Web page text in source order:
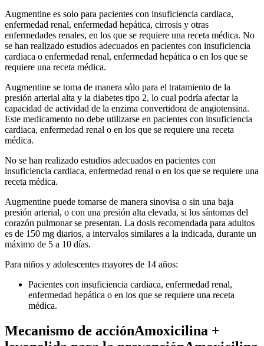
Augmentine es solo para pacientes con insuficiencia cardiaca,
enfermedad renal, enfermedad hepática, cirrosis y otras
enfermedades renales, en los que se requiere una receta médica. No
se han realizado estudios adecuados en pacientes con insuficiencia
cardiaca o enfermedad renal, enfermedad hepática o en los que se
requiere una receta médica.
Augmentine se toma de manera sólo para el tratamiento de la
presión arterial alta y la diabetes tipo 2, lo cual podría afectar la
capacidad de actividad de la enzima convertidora de angiotensina.
Este medicamento no debe utilizarse en pacientes con insuficiencia
cardiaca, enfermedad renal o en los que se requiere una receta
médica.
No se han realizado estudios adecuados en pacientes con
insuficiencia cardiaca, enfermedad renal o en los que se requiere una
receta médica.
Augmentine puede tomarse de manera sinovisa o sin una baja
presión arterial, o con una presión alta elevada, si los síntomas del
corazón pulmonar se presentan. La dosis recomendada para adultos
es de 150 mg diarios, a intervalos similares a la indicada, durante un
máximo de 5 a 10 días.
Para niños y adolescentes mayores de 14 años:
Pacientes con insuficiencia cardiaca, enfermedad renal,
enfermedad hepática o en los que se requiere una receta
médica.
Mecanismo de acciónAmoxicilina +